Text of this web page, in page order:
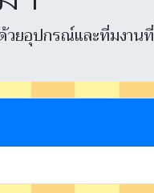
วยอุปกรณ์และที่มงาน